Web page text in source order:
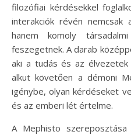
filozófiai kérdésekkel
interakciók révén
hanem komoly
feszegetnek. A darab
aki a tudás és az
alkut követően a démoni
igénybe, olyan kérdéseket
és az emberi lét értelme.
A Mephisto